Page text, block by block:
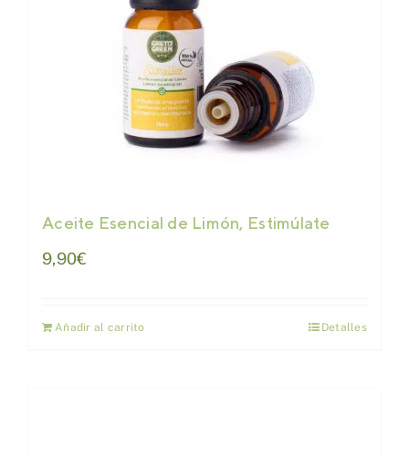
Aceite Esencial de Limón, Estimúlate
9,90€
Añadir al carrito Detalles